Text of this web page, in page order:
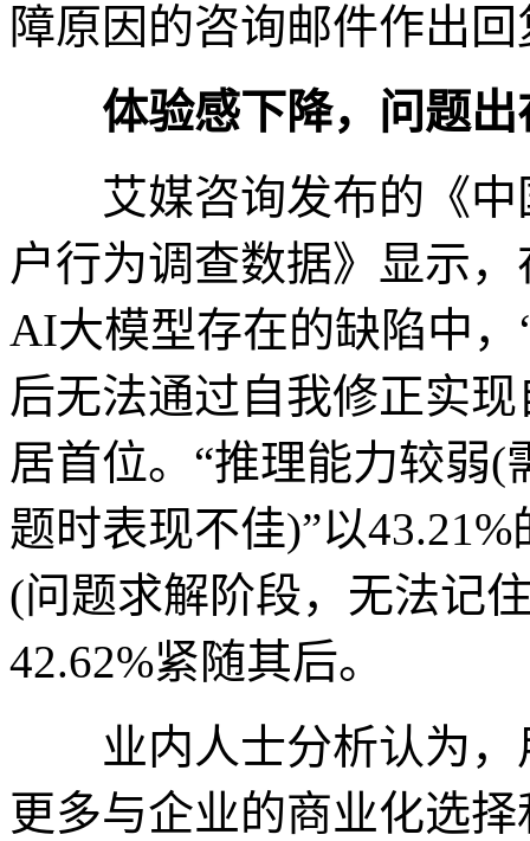
障原因的咨询邮件作出回
体验感下降，问题出
艾媒咨询发布的《中
户行为调查数据》显示
AI大模型存在的缺陷中
后无法通过自我修正实
居首位。“推理能力较弱
题时表现不佳)”以
(问题求解阶段，无法记
42.62%紧随其后。
业内人士分析认为，
更多与企业的商业化选